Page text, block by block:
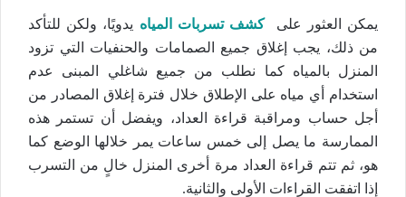
يمكن العثور علىكشف تسربات المياه يدويًا، ولكن للتأكد
من ذلك، يجب إغلاق جميع الصمامات والحنفيات التي تزود
المنزل بالمياه كما نطلب من جميع شاغلي المبنى عدم
استخدام أي مياه على الإطلاق خلال فترة إغلاق المصادر من
أجل حساب ومراقبة قراءة العداد، ويفضل أن تستمر هذه
الممارسة ما يصل إلى خمس ساعات يمر خلالها الوضع كما
هو، ثم تتم قراءة العداد مرة أخرى المنزل خالٍ من التسرب
إذا اتفقت القراءات الأولى والثانية.